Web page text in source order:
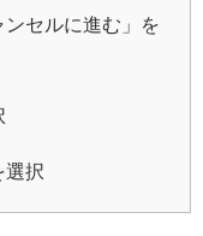
セルに進む」を
選択